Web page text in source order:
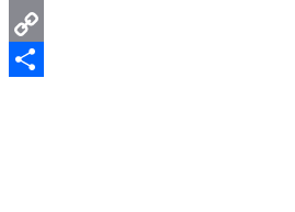
Email
Copy